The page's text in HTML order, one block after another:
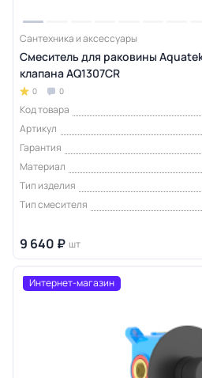
Сантехника и аксессуары
Смеситель для раковины
клапана AQ1307CR
0 0
Код товара
Артикул
Гарантия
Материал
Тип изделия
Тип смесителя
9 640 ₽ шт
Интернет-магазин